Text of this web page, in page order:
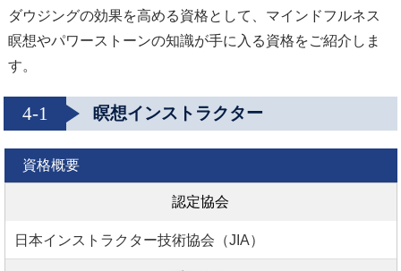
ダウジングの効果を高める資格として、マインドフルネス
瞑想やパワーストーンの知識が手に入る資格をご紹介しま
す。
4-1 瞑想インストラクター
資格概要
認定協会
日本インストラクター技術協会（JIA）